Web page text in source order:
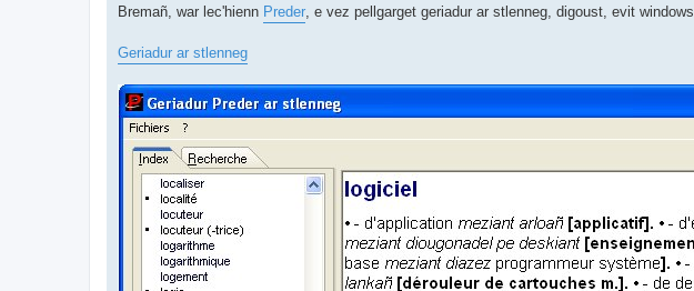
s
g
e
Bremañ, war lec'hienn Preder , e vez pellgarget geriadur ar stlenneg, digoust, evit windows.
Geriadur ar stlenneg